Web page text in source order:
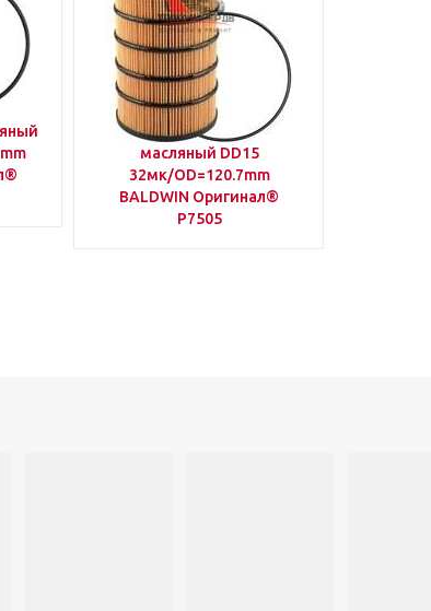
A4721800309 Фильтр
масляный DD15
32мк/OD=120.7mm
BALDWIN Оригинал®
P7505